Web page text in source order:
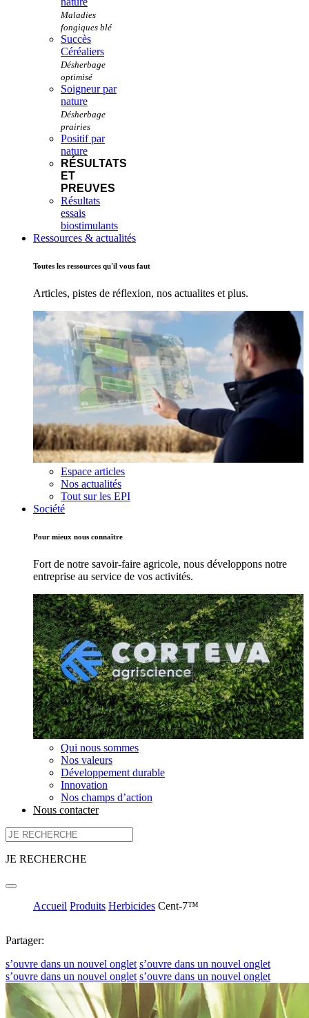
Succès
Céréaliers
Soigneur par
nature
Positif par
nature
RÉSULTATS
ET
PREUVES
Résultats
essais
biostimulants
Ressources & actualités
Toutes les ressources qu'il vous faut
Articles, pistes de réflexion, nos actualites et plus.
Espace articles
Nos actualités
Tout sur les EPI
Société
Pour mieux nous connaître
Fort de notre savoir-faire agricole, nous développons notre
entreprise au service de vos activités.
Qui nous sommes
Nos valeurs
Développement durable
Innovation
Nos champs d’action
Nous contacter
JE RECHERCHE
Accueil Produits Herbicides Cent-7™​
Partager:
s’ouvre dans un nouvel onglet s’ouvre dans un nouvel onglet
s’ouvre dans un nouvel onglet s’ouvre dans un nouvel onglet